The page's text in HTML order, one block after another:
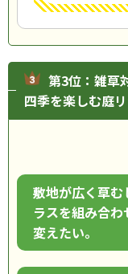
第3位：雑草
四季を楽しむ庭
敷地が広く草
ラスを組み合
変えたい。